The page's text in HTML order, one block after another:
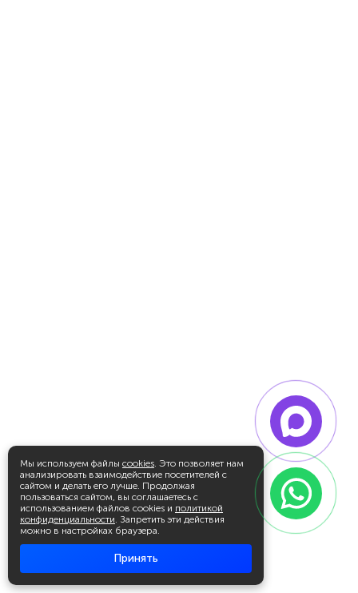
Мы используем файлы cookies. Это позволяет нам
анализировать взаимодействие посетителей с
сайтом и делать его лучше. Продолжая
пользоваться сайтом, вы соглашаетесь с
использованием файлов cookies и политикой
конфиденциальности. Запретить эти действия
можно в настройках браузера.
Принять